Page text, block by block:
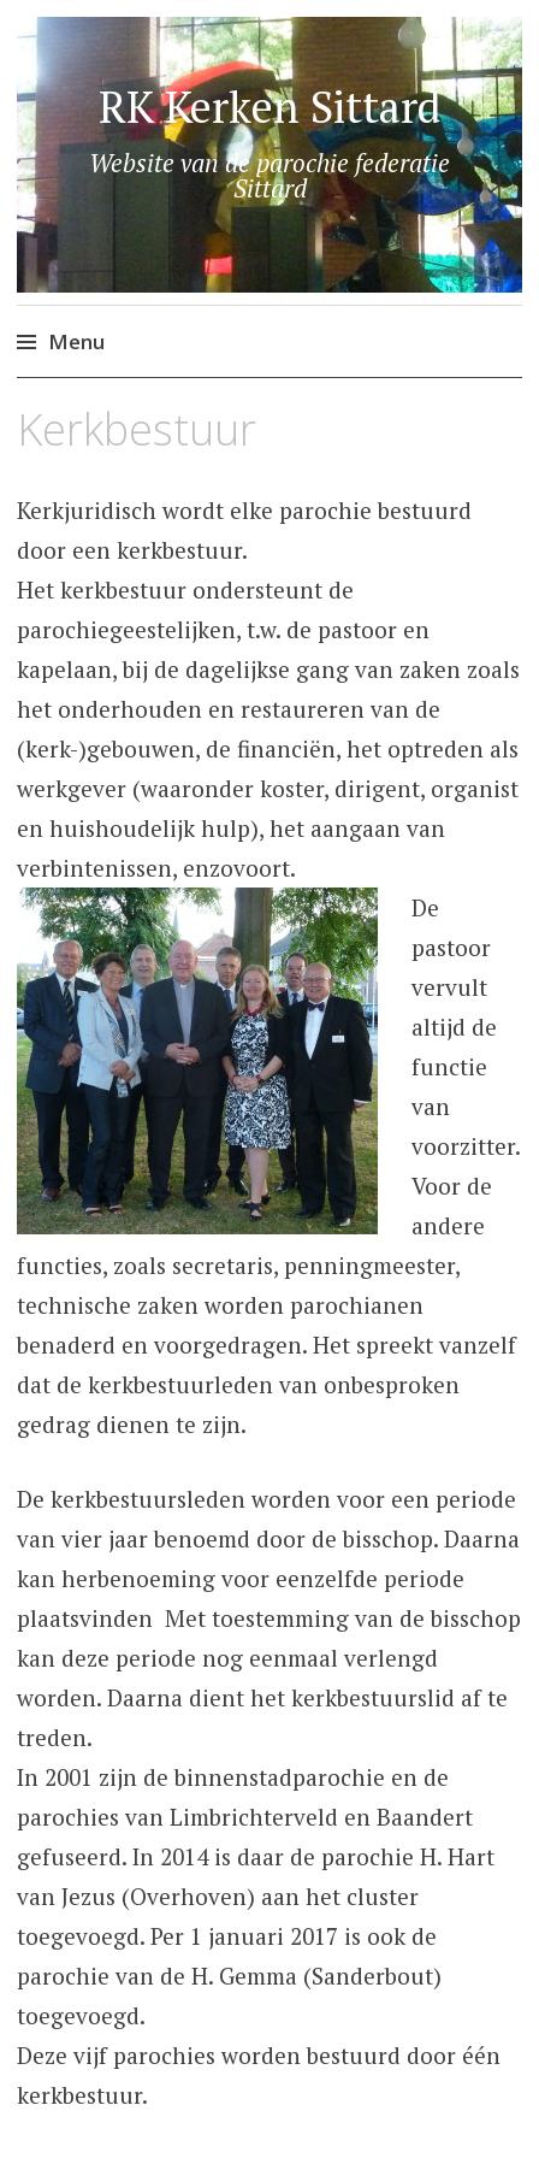
RK Kerken Sittard
Website van de parochie federatie
Sittard
Menu
to
Kerkbestuur
Kerkjuridisch wordt elke parochie bestuurd
door een kerkbestuur.
Het kerkbestuur ondersteunt de
parochiegeestelijken, t.w. de pastoor en
kapelaan, bij de dagelijkse gang van zaken zoals
het onderhouden en restaureren van de
(kerk-)gebouwen, de financiën, het optreden als
werkgever (waaronder koster, dirigent, organist
en huishoudelijk hulp), het aangaan van
verbintenissen, enzovoort.
De
pastoor
vervult
altijd de
functie
van
voorzitter.
Voor de
andere
functies, zoals secretaris, penningmeester,
technische zaken worden parochianen
benaderd en voorgedragen. Het spreekt vanzelf
dat de kerkbestuurleden van onbesproken
gedrag dienen te zijn.
De kerkbestuursleden worden voor een periode
van vier jaar benoemd door de bisschop. Daarna
kan herbenoeming voor eenzelfde periode
plaatsvinden Met toestemming van de bisschop
kan deze periode nog eenmaal verlengd
worden. Daarna dient het kerkbestuurslid af te
treden.
In 2001 zijn de binnenstadparochie en de
parochies van Limbrichterveld en Baandert
gefuseerd. In 2014 is daar de parochie H. Hart
van Jezus (Overhoven) aan het cluster
toegevoegd. Per 1 januari 2017 is ook de
parochie van de H. Gemma (Sanderbout)
toegevoegd.
Deze vijf parochies worden bestuurd door één
kerkbestuur.